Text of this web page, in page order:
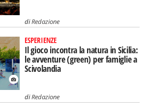
diRedazione
ESPERIENZE
Il gioco incontra la natura in Sicilia:
le avventure (green) per famiglie a
Scivolandia
diRedazione